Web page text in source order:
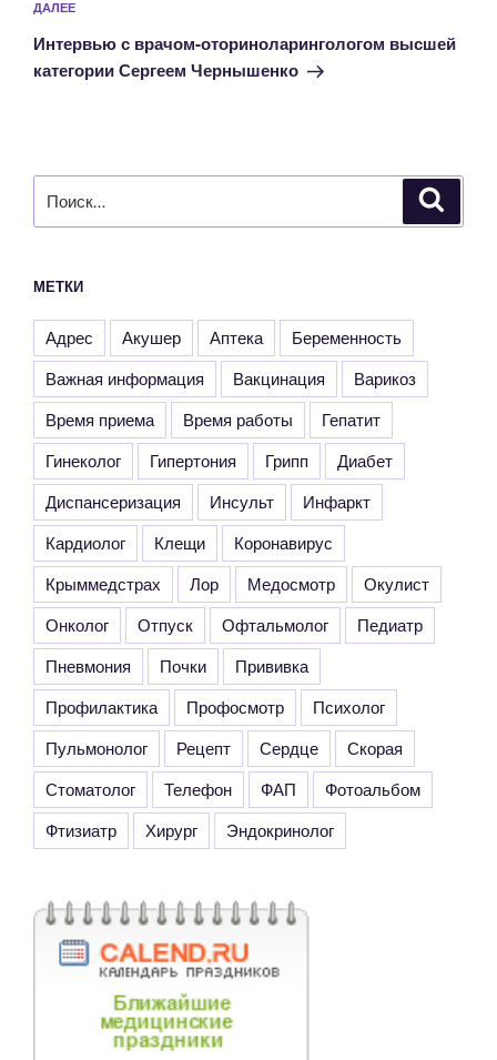
Следующая
запись
ДАЛЕЕ
Интервью с врачом-оториноларингологом высшей
категории Сергеем Чернышенко
МЕТКИ
Адрес Акушер Аптека
Беременность
Важная информация
Вакцинация
Варикоз
Время приема
Время работы
Гепатит
Гинеколог
Гипертония Грипп
Диабет
Диспансеризация
Инсульт
Инфаркт
Кардиолог
Клещи
Коронавирус
Крыммедстрах
Лор Медосмотр
Окулист
Онколог
Отпуск Офтальмолог
Педиатр
Пневмония
Почки
Прививка
Профилактика
Профосмотр
Психолог
Пульмонолог
Рецепт Сердце
Скорая
Стоматолог
Телефон ФАП
Фотоальбом
Фтизиатр
Хирург Эндокринолог